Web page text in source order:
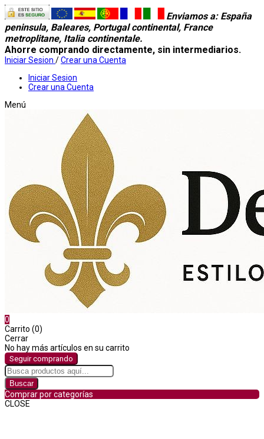
Enviamos a: España
peninsula, Baleares, Portugal continental, France
metroplitane, Italia continentale.
Ahorre comprando directamente, sin intermediarios.
Iniciar Sesion /Crear una Cuenta
Iniciar Sesion
Crear una Cuenta
Menú
0
Carrito (0)
Cerrar
No hay más artículos en su carrito
Seguir comprando
Buscar
Comprar por categorías
CLOSE